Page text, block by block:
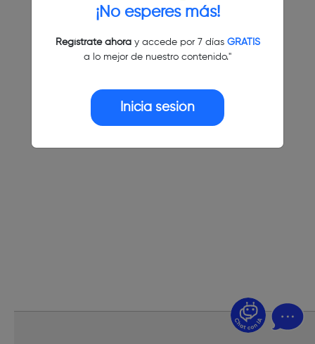
¡No esperes más!
Regístrate ahoray accede por 7 días GRATIS
a lo mejor de nuestro contenido."
Inicia sesión